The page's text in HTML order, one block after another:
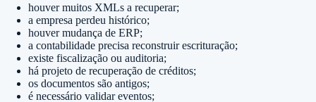
houver muitos XMLs a recuperar;
a empresa perdeu histórico;
houver mudança de ERP;
a contabilidade precisa reconstruir escrituração;
existe fiscalização ou auditoria;
há projeto de recuperação de créditos;
os documentos são antigos;
é necessário validar eventos;